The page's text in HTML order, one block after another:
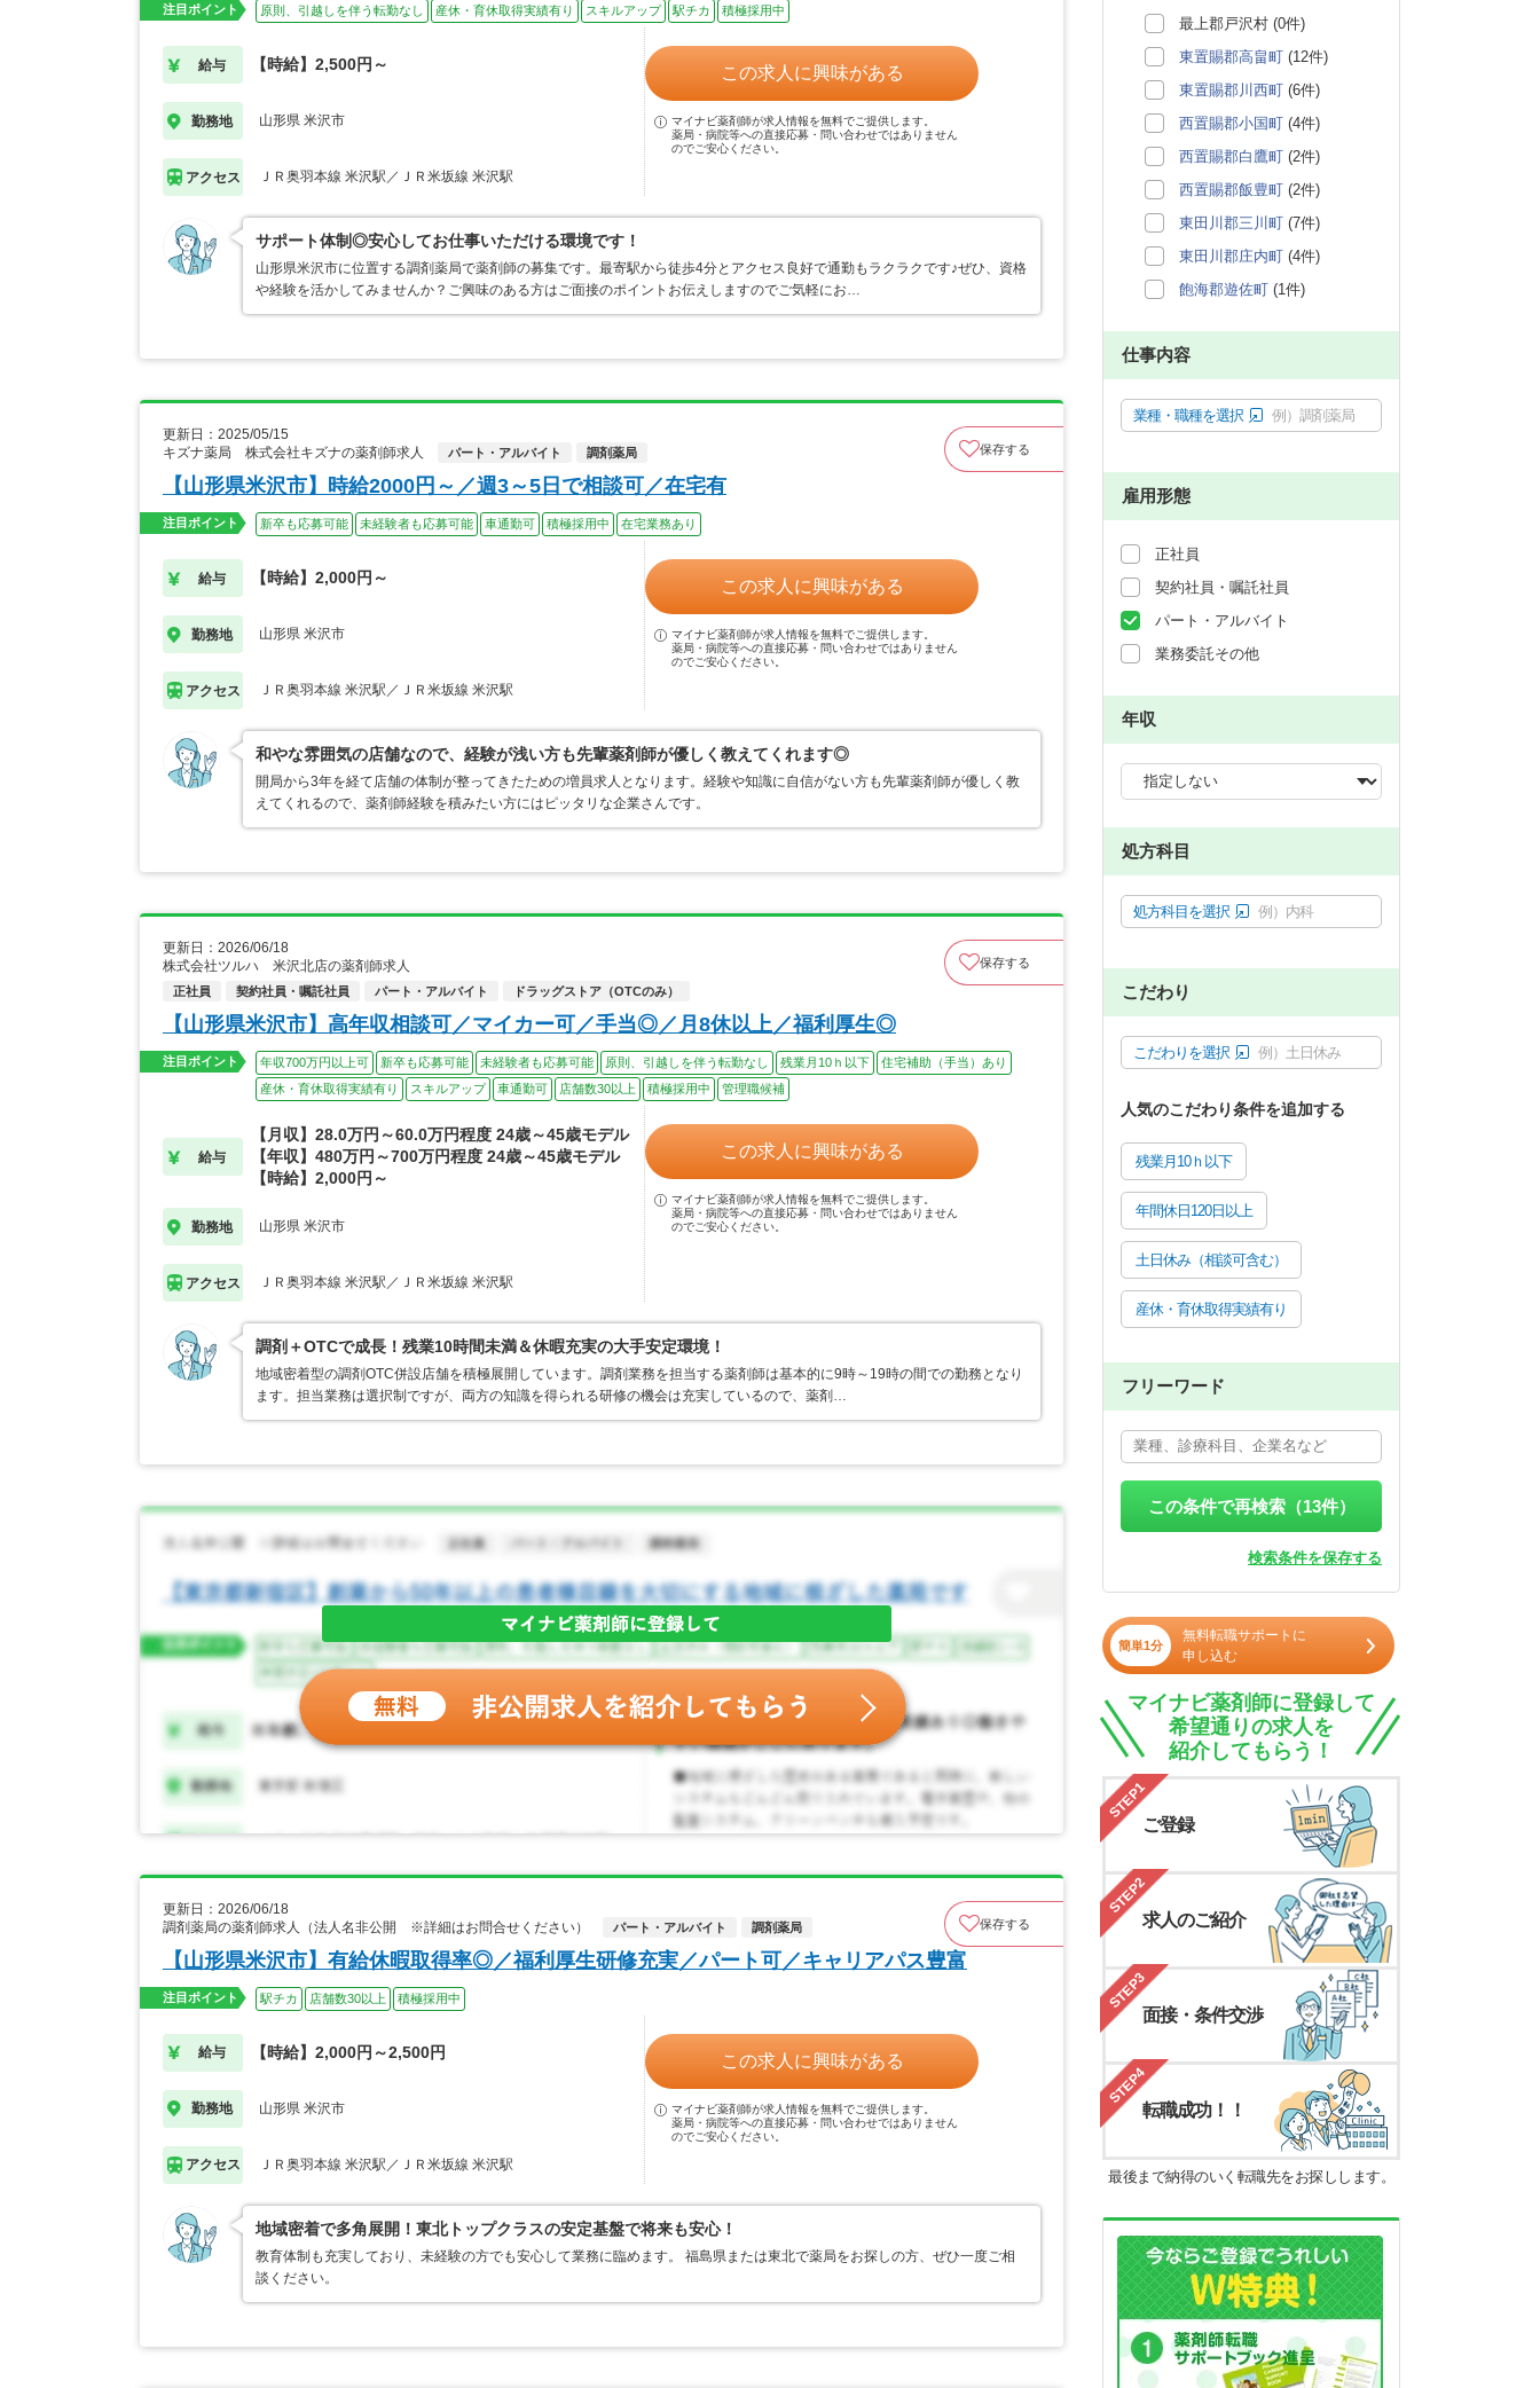
注目ポイント 原則、引越しを伴う転勤なし 産休・育休取得実績有り スキルアップ 駅チカ 積極採用中
給与 【時給】2,500円～
勤務地 山形県 米沢市
アクセス ＪＲ奥羽本線 米沢駅／ＪＲ米坂線 米沢駅
この求人に興味がある
マイナビ薬剤師が求人情報を無料でご提供します。
薬局・病院等への直接応募・問い合わせではありません
のでご安心ください。
サポート体制◎安心してお仕事いただける環境です！
山形県米沢市に位置する調剤薬局で薬剤師の募集です。最寄駅から徒歩4分とアクセス良好で通勤もラクラクです♪ぜひ、資格
や経験を活かしてみませんか？ご興味のある方はご面接のポイントお伝えしますのでご気軽にお…
更新日：2025/05/15
キズナ薬局 株式会社キズナの薬剤師求人
パート・アルバイト 調剤薬局 保存する
【山形県米沢市】時給2000円～／週3～5日で相談可／在宅有
注目ポイント 新卒も応募可能 未経験者も応募可能 車通勤可 積極採用中 在宅業務あり
給与 【時給】2,000円～
勤務地 山形県 米沢市
アクセス ＪＲ奥羽本線 米沢駅／ＪＲ米坂線 米沢駅
この求人に興味がある
マイナビ薬剤師が求人情報を無料でご提供します。
薬局・病院等への直接応募・問い合わせではありません
のでご安心ください。
和やな雰囲気の店舗なので、経験が浅い方も先輩薬剤師が優しく教えてくれます◎
開局から3年を経て店舗の体制が整ってきたための増員求人となります。経験や知識に自信がない方も先輩薬剤師が優しく教
えてくれるので、薬剤師経験を積みたい方にはピッタリな企業さんです。
更新日：2026/06/18
株式会社ツルハ 米沢北店の薬剤師求人
正社員 契約社員・嘱託社員 パート・アルバイト ドラッグストア（OTCのみ）
保存する
【山形県米沢市】高年収相談可／マイカー可／手当◎／月8休以上／福利厚生◎
注目ポイント 年収700万円以上可 新卒も応募可能 未経験者も応募可能 原則、引越しを伴う転勤なし 残業月10ｈ以下
住宅補助（手当）あり
産休・育休取得実績有り
スキルアップ 車通勤可 店舗数30以上 積極採用中 管理職候補
給与
【月収】28.0万円～60.0万円程度 24歳～45歳モデル
【年収】480万円～700万円程度 24歳～45歳モデル
【時給】2,000円～
勤務地 山形県 米沢市
アクセス ＪＲ奥羽本線 米沢駅／ＪＲ米坂線 米沢駅
この求人に興味がある
マイナビ薬剤師が求人情報を無料でご提供します。
薬局・病院等への直接応募・問い合わせではありません
のでご安心ください。
調剤＋OTCで成長！残業10時間未満＆休暇充実の大手安定環境！
地域密着型の調剤OTC併設店舗を積極展開しています。調剤業務を担当する薬剤師は基本的に9時～19時の間での勤務となり
ます。担当業務は選択制ですが、両方の知識を得られる研修の機会は充実しているので、薬剤…
更新日：2026/06/18
調剤薬局の薬剤師求人（法人名非公開 ※詳細はお問合せください）
パート・アルバイト 調剤薬局 保存する
【山形県米沢市】有給休暇取得率◎／福利厚生研修充実／パート可／キャリアパス豊富
注目ポイント 駅チカ 店舗数30以上 積極採用中
給与 【時給】2,000円～2,500円
勤務地 山形県 米沢市
アクセス ＪＲ奥羽本線 米沢駅／ＪＲ米坂線 米沢駅
この求人に興味がある
マイナビ薬剤師が求人情報を無料でご提供します。
薬局・病院等への直接応募・問い合わせではありません
のでご安心ください。
地域密着で多角展開！東北トップクラスの安定基盤で将来も安心！
教育体制も充実しており、未経験の方でも安心して業務に臨めます。 福島県または東北で薬局をお探しの方、ぜひ一度ご相
談ください。
最上郡戸沢村 (0件)
東置賜郡高畠町 (12件)
東置賜郡川西町 (6件)
西置賜郡小国町 (4件)
西置賜郡白鷹町 (2件)
西置賜郡飯豊町 (2件)
東田川郡三川町 (7件)
東田川郡庄内町 (4件)
飽海郡遊佐町 (1件)
仕事内容
業種・職種を選択 例）調剤薬局
雇用形態
正社員
契約社員・嘱託社員
パート・アルバイト
業務委託その他
年収
処方科目
処方科目を選択 例）内科
こだわり
こだわりを選択 例）土日休み
人気のこだわり条件を追加する
残業月10ｈ以下
年間休日120日以上
土日休み（相談可含む）
産休・育休取得実績有り
フリーワード
この条件で再検索（13件）
検索条件を保存する
簡単1分
無料転職サポートに
申し込む
マイナビ薬剤師に登録して
希望通りの求人を
紹介してもらう！
STEP1
ご登録
STEP2
求人のご紹介
STEP3
面接・条件交渉
STEP4
転職成功！！
最後まで納得のいく転職先をお探しします。